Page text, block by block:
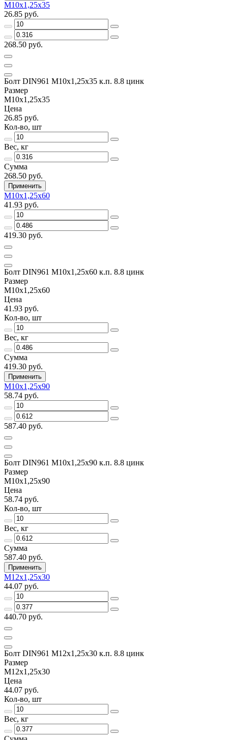
М10х1,25х35
26.85 руб.
268.50 руб.
Болт DIN961 М10х1,25х35 к.п. 8.8 цинк
Размер
М10х1,25х35
Цена
26.85 руб.
Кол-во, шт
Вес, кг
Сумма
268.50 руб.
Применить
М10х1,25х60
41.93 руб.
419.30 руб.
Болт DIN961 М10х1,25х60 к.п. 8.8 цинк
Размер
М10х1,25х60
Цена
41.93 руб.
Кол-во, шт
Вес, кг
Сумма
419.30 руб.
Применить
М10х1,25х90
58.74 руб.
587.40 руб.
Болт DIN961 М10х1,25х90 к.п. 8.8 цинк
Размер
М10х1,25х90
Цена
58.74 руб.
Кол-во, шт
Вес, кг
Сумма
587.40 руб.
Применить
М12х1,25х30
44.07 руб.
440.70 руб.
Болт DIN961 М12х1,25х30 к.п. 8.8 цинк
Размер
М12х1,25х30
Цена
44.07 руб.
Кол-во, шт
Вес, кг